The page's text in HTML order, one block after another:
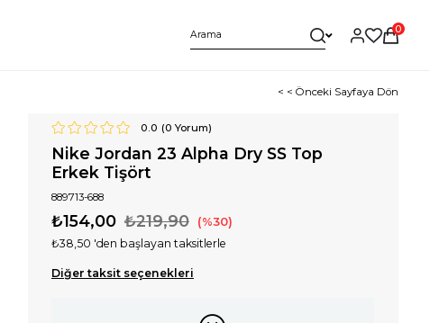
0
< < Önceki Sayfaya Dön
0.0 (0 Yorum)
Nike Jordan 23 Alpha Dry SS Top
Erkek Tişört
889713-688
₺219,90
₺154,00 30
₺38,50 'den başlayan taksitlerle
Diğer taksit seçenekleri